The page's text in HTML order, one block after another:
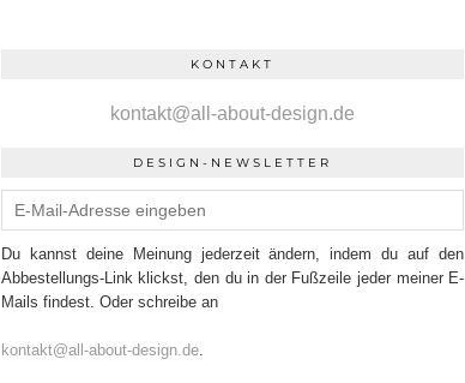
KONTAKT
kontakt@all-about-design.de
DESIGN-NEWSLETTER
Du kannst deine Meinung jederzeit ändern, indem du auf den
Abbestellungs-Link klickst, den du in der Fußzeile jeder meiner E-
Mails findest. Oder schreibe an
kontakt@all-about-design.de.